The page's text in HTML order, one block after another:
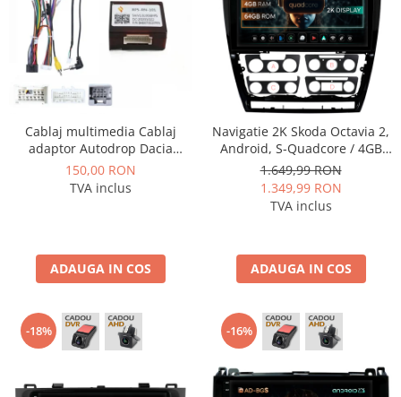
Cablaj multimedia Cablaj
adaptor Autodrop Dacia
Duster (2015-2017) pentru
Navigații multimedia Android
150,00 RON
TVA inclus
ADAUGA IN COS
Navigatie 2K Skoda Octavia 2,
Android, S-Quadcore / 4GB
RAM + 64GB ROM, 10.36 Inch
- AD-BGS100042K+AD-
BGRKIT048v2
1.649,99 RON
1.349,99 RON
TVA inclus
ADAUGA IN COS
-18% -16%